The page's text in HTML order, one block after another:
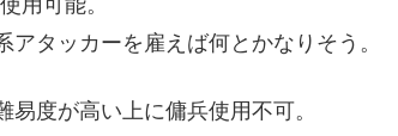
用可能。
アタッカーを雇えば何とかなりそう。
易度が高い上に傭兵使用不可。